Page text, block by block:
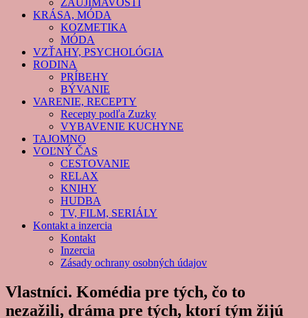
KRÁSA, MÓDA
KOZMETIKA
MÓDA
VZŤAHY, PSYCHOLÓGIA
RODINA
PRÍBEHY
BÝVANIE
VARENIE, RECEPTY
Recepty podľa Zuzky
VYBAVENIE KUCHYNE
TAJOMNO
VOĽNÝ ČAS
CESTOVANIE
RELAX
KNIHY
HUDBA
TV, FILM, SERIÁLY
Kontakt a inzercia
Kontakt
Inzercia
Zásady ochrany osobných údajov
Vlastníci. Komédia pre tých, čo to
nezažili, dráma pre tých, ktorí tým žijú